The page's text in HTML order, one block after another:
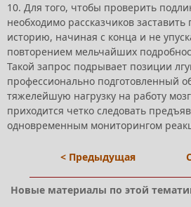
10. Для того, чтобы проверить
необходимо рассказчиков
историю, начиная с конца и не
повторением мельчайших
Такой запрос подрывает позиции
профессионально подготовленный
тяжелейшую нагрузку на работу
приходится четко следовать
одновременным мониторингом
< Предыдущая
Новые материалы по этой